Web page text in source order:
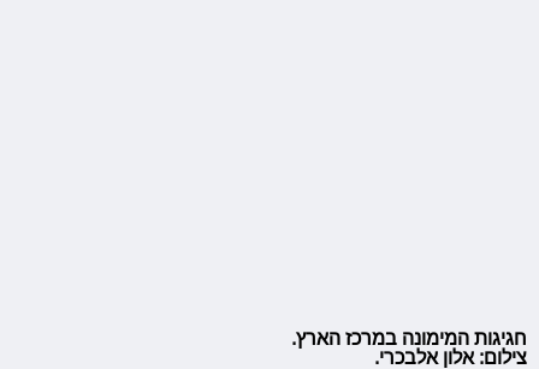
חגיגות המימונה במרכז הארץ.
צילום: אלון אלבכרי.